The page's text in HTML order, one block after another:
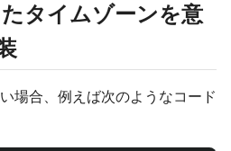
タイムゾーンを意
場合、例えば次のようなコード